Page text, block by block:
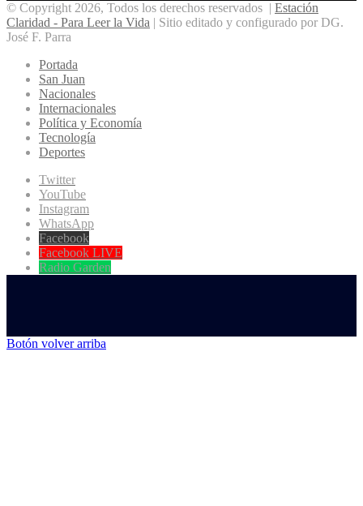
© Copyright 2026, Todos los derechos reservados | Estación
Claridad - Para Leer la Vida | Sitio editado y configurado por DG.
José F. Parra
Portada
San Juan
Nacionales
Internacionales
Política y Economía
Tecnología
Deportes
Twitter
YouTube
Instagram
WhatsApp
Facebook
Facebook LIVE
Radio Garden
Botón volver arriba